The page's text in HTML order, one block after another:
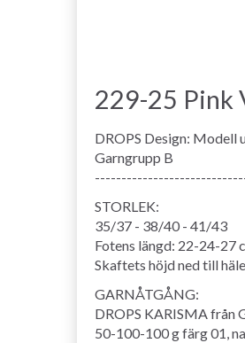
229-25 Pink
DROPS Design: Modell
Garngrupp B
STORLEK:
35/37 - 38/40 - 41/43
Fotens längd: 22-24-27
Skaftets höjd ned till
GARNÅTGÅNG:
DROPS KARISMA från
50-100-100 g färg 01,